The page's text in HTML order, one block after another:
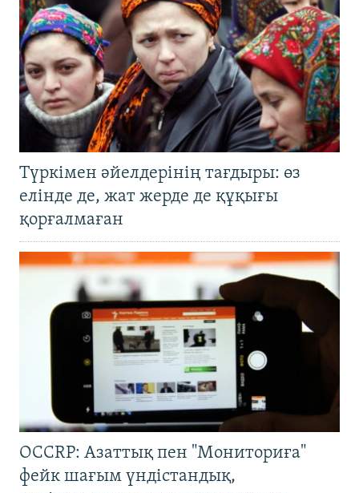
Түркімен әйелдерінің тағдыры: өз
елінде де, жат жерде де құқығы
қорғалмаған
OCCRP: Азаттық пен "Мониториға"
фейк шағым үндістандық,